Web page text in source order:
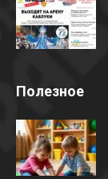
Полезное